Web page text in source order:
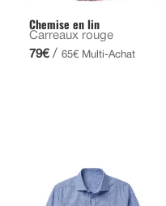
Chemise en lin
Carreaux rouge
79€ / 65€ Multi-Achat